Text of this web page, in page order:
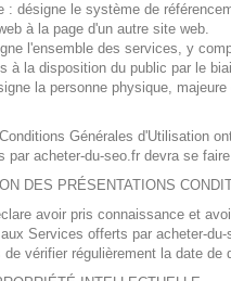
: désigne le système de
à la page d'un autre site web.
l'ensemble des services, y
à la disposition du public par le
la personne physique,
Générales d'Utilisation
par acheter-du-seo.fr devra se
DES PRÉSENTATIONS
avoir pris connaissance et
Services offerts par acheter-
vérifier régulièrement la date